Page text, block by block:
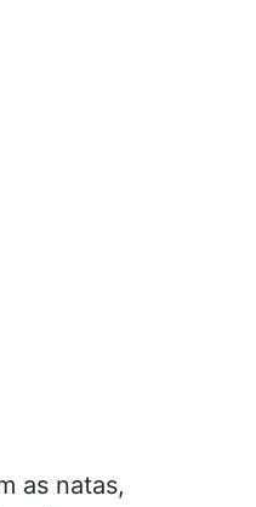
as natas,